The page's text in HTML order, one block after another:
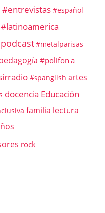
#entrevistas #español
#latinoamerica
#metalparisas
#polifonia
#spanglish artes
docencia Educación
familia lectura
rock